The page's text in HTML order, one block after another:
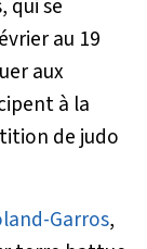
qui se
au 19
aux
à la
de judo
Garros,